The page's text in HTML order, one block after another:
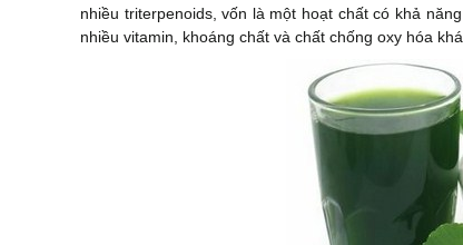
nhiều triterpenoids, vốn là một hoạt chất có khả
nhiều vitamin, khoáng chất và chất chống oxy hóa